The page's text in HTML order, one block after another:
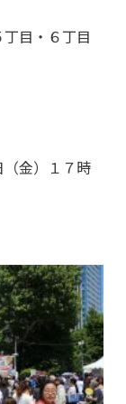
目・６丁目
金）１７時